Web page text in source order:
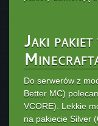
Jaki
Do serwerów z
Better MC)
VCORE). Lekkie
na pakiecie Silver